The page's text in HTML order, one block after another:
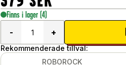
Finns i lager (4)
-
+
Rekommenderade tillval:
ROBOROCK